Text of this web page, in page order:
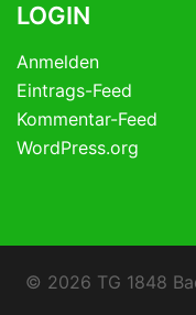
LOGIN
Anmelden
Eintrags-Feed
Kommentar-Feed
WordPress.org
© 2026 TG 1848